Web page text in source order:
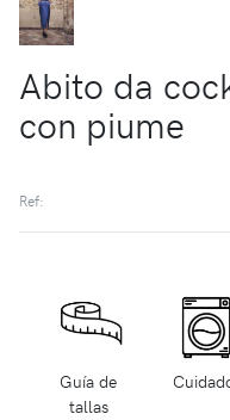
Abito da
con piume
Ref:
Guía de
tallas